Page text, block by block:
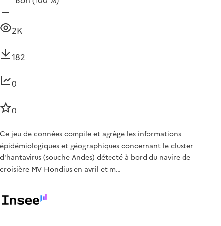
2K
182
0
0
Ce jeu de données compile et agrège les informations
épidémiologiques et géographiques concernant le cluster
d'hantavirus (souche Andes) détecté à bord du navire de
croisière MV Hondius en avril et m…